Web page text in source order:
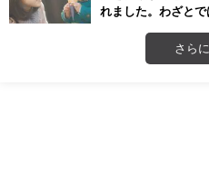
れました。わざと
さら